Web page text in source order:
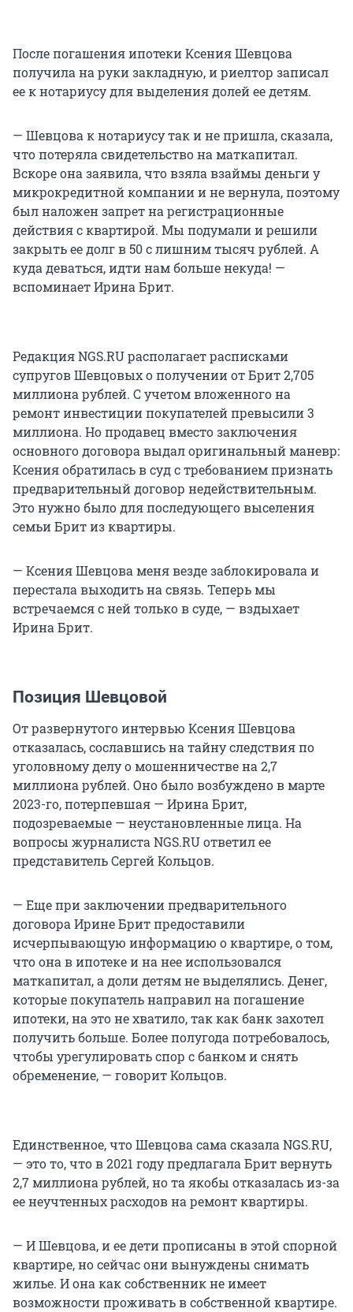
После погашения ипотеки Ксения Шевцова
получила на руки закладную, и риелтор записал
ее к нотариусу для выделения долей ее детям.
— Шевцова к нотариусу так и не пришла, сказала,
что потеряла свидетельство на маткапитал.
Вскоре она заявила, что взяла взаймы деньги у
микрокредитной компании и не вернула, поэтому
был наложен запрет на регистрационные
действия с квартирой. Мы подумали и решили
закрыть ее долг в 50 с лишним тысяч рублей. А
куда деваться, идти нам больше некуда! —
вспоминает Ирина Брит.
Редакция NGS.RU располагает расписками
супругов Шевцовых о получении от Брит 2,705
миллиона рублей. С учетом вложенного на
ремонт инвестиции покупателей превысили 3
миллиона. Но продавец вместо заключения
основного договора выдал оригинальный маневр:
Ксения обратилась в суд с требованием признать
предварительный договор недействительным.
Это нужно было для последующего выселения
семьи Брит из квартиры.
— Ксения Шевцова меня везде заблокировала и
перестала выходить на связь. Теперь мы
встречаемся с ней только в суде, — вздыхает
Ирина Брит.
Позиция Шевцовой
От развернутого интервью Ксения Шевцова
отказалась, сославшись на тайну следствия по
уголовному делу о мошенничестве на 2,7
миллиона рублей. Оно было возбуждено в марте
2023-го, потерпевшая — Ирина Брит,
подозреваемые — неустановленные лица. На
вопросы журналиста NGS.RU ответил ее
представитель Сергей Кольцов.
— Еще при заключении предварительного
договора Ирине Брит предоставили
исчерпывающую информацию о квартире, о том,
что она в ипотеке и на нее использовался
маткапитал, а доли детям не выделялись. Денег,
которые покупатель направил на погашение
ипотеки, на это не хватило, так как банк захотел
получить больше. Более полугода потребовалось,
чтобы урегулировать спор с банком и снять
обременение, — говорит Кольцов.
Единственное, что Шевцова сама сказала NGS.RU,
— это то, что в 2021 году предлагала Брит вернуть
2,7 миллиона рублей, но та якобы отказалась из-за
ее неучтенных расходов на ремонт квартиры.
— И Шевцова, и ее дети прописаны в этой спорной
квартире, но сейчас они вынуждены снимать
жилье. И она как собственник не имеет
возможности проживать в собственной квартире.